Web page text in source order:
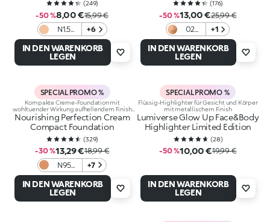
(249)
-50 %8,00 €15,99 €
N1.5
Neutral
+6
IN DEN WARENKORB
LEGEN
(176)
-50 %13,00 €25,99 €
02
Toffee
+1
IN DEN WARENKORB
LEGEN
SPECIAL PROMO %
Kompakte Creme-Foundation mit
wohltuender Wirkung aufhellendem Finish
und LSF 20
Nourishing Perfection Cream
Compact Foundation
(329)
-30 %13,29 €18,99 €
N95
Neutral
+7
IN DEN WARENKORB
LEGEN
SPECIAL PROMO %
Flüssig-Highlighter für Gesicht und Körper
mit metallischem Finish
Lumiverse Glow Up Face&Body
Highlighter Limited Edition
(28)
-50 %10,00 €19,99 €
IN DEN WARENKORB
LEGEN